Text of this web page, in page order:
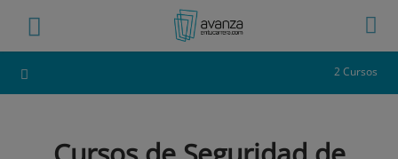
2 Cursos